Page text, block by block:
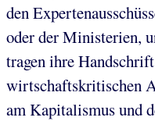
den
oder der Ministerien,
tragen ihre
wirtschaftskritischen
am Kapitalismus und